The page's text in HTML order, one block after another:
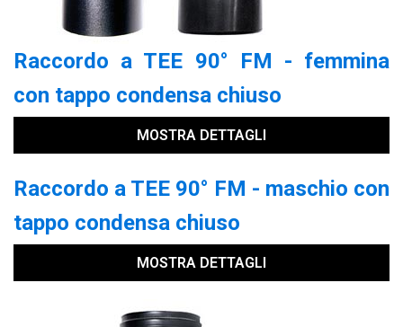
Raccordo a TEE 90° FM - femmina
con tappo condensa chiuso
MOSTRA DETTAGLI
Raccordo a TEE 90° FM - maschio con
tappo condensa chiuso
MOSTRA DETTAGLI